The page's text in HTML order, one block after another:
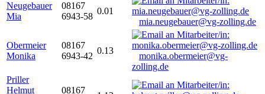
Neugebauer
Mia
08167
6943-58
0.01
mia.neugebauer@vg-zolling.de
Obermeier
Monika
08167
6943-42
0.13
monika.obermeier@vg-
zolling.de
Priller
Helmut
08167